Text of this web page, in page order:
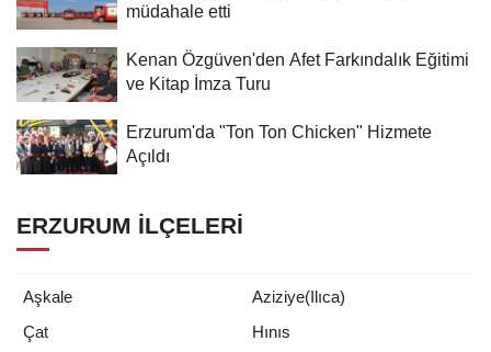
müdahale etti
Kenan Özgüven'den Afet Farkındalık Eğitimi
ve Kitap İmza Turu
Erzurum'da "Ton Ton Chicken" Hizmete
Açıldı
ERZURUM İLÇELERI
Aşkale
Aziziye(Ilıca)
Çat
Hınıs